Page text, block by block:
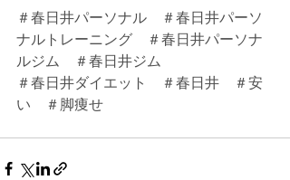
＃春日井パーソナル　＃春日井パーソ
ナルトレーニング　＃春日井パーソナ
ルジム　＃春日井ジム
＃春日井ダイエット　＃春日井　＃安
い　＃脚痩せ